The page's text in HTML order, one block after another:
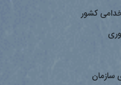
کشور
سازمان